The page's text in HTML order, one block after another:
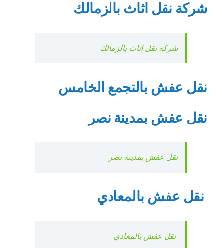
شركة نقل اثاث بالزمالك
شركة نقل اثاث بالزمالك
نقل عفش بالتجمع الخامس
نقل عفش بمدينة نصر
نقل عفش بمدينة نصر
نقل عفش بالمعادي
نقل عفش بالمعادي